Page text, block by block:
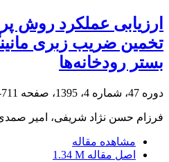
ارزیابی عملکرد روش
تخمین ضریب زبری
بستر رودخانه‌ها
دوره 47، شماره 4، 1395، صفحه 711-722
فرزام حسن نژاد شریفی، امیر
مشاهده مقاله
اصل مقاله 1.34 M